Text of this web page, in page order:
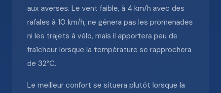
aux averses. Le vent faible, à 4 km/h avec des
rafales à 10 km/h, ne gênera pas les promenades
ni les trajets à vélo, mais il apportera peu de
fraîcheur lorsque la température se rapprochera
de 32°C.
Le meilleur confort se situera plutôt lorsque la